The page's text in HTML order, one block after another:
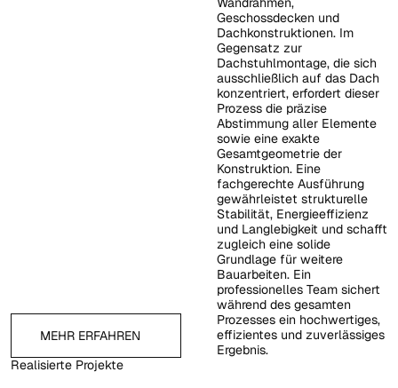
Geschossdecken und
Dachkonstruktionen. Im
Gegensatz zur
Dachstuhlmontage, die sich
ausschließlich auf das Dach
konzentriert, erfordert dieser
Prozess die präzise
Abstimmung aller Elemente
sowie eine exakte
Gesamtgeometrie der
Konstruktion. Eine
fachgerechte Ausführung
gewährleistet strukturelle
Stabilität, Energieeffizienz
und Langlebigkeit und schafft
zugleich eine solide
Grundlage für weitere
Bauarbeiten. Ein
professionelles Team sichert
während des gesamten
Prozesses ein hochwertiges,
effizientes und zuverlässiges
Ergebnis.
MEHR ERFAHREN
Realisierte Projekte